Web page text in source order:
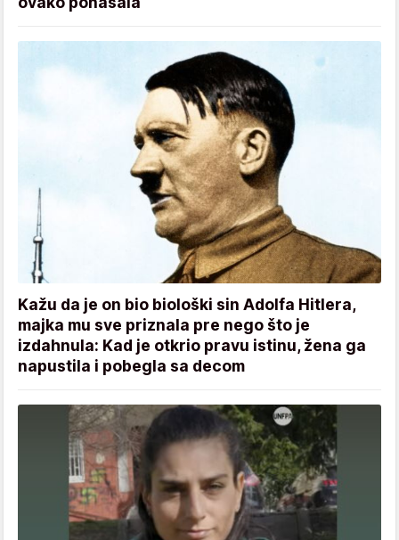
Kažu da je on bio biološki sin Adolfa Hitlera,
majka mu sve priznala pre nego što je
izdahnula: Kad je otkrio pravu istinu, žena ga
napustila i pobegla sa decom